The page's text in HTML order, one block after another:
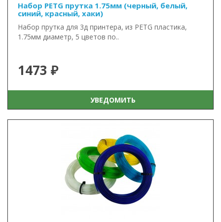
Набор PETG прутка 1.75мм (черный, белый,
синий, красный, хаки)
Набор прутка для 3д принтера, из PETG пластика,
1.75мм диаметр, 5 цветов по..
1473 ₽
УВЕДОМИТЬ